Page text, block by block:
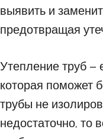
выявить и
предотвращая
Утепление труб –
которая поможет
трубы не
недостаточно, то